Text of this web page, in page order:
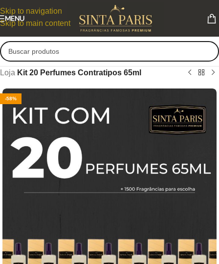
Skip to navigation
Skip to main content
MENU
Loja Kit 20 Perfumes Contratipos 65ml
-58%